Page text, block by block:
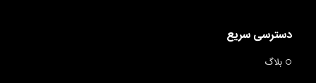
دسترسی سریع
بلاگ